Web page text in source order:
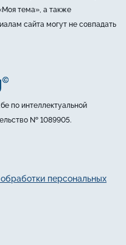
тема», а также
сайта могут не совпадать
по интеллектуальной
№ 1089905.
персональных